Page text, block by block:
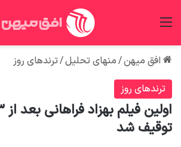
افق میهن/منهای تحلیل/ترندهای روز
ترندهای روز
توقیف شد